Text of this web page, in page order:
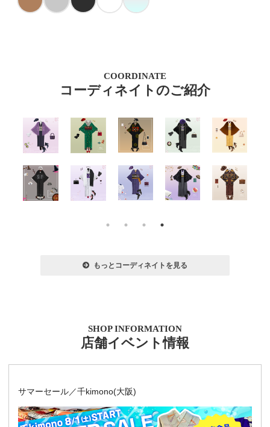
COORDINATE
コーディネイトのご紹介
もっとコーディネイトを見る
SHOP INFORMATION
店舗イベント情報
サマーセール／千kimono(大阪)